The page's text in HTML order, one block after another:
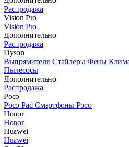
Распродажа
Vision Pro
Vision Pro
Дополнительно
Распродажа
Dyson
Выпрямители Стайлеры Фены
Пылесосы
Дополнительно
Распродажа
Poco
Poco Pad Смартфоны Poco
Honor
Honor
Huawei
Huawei